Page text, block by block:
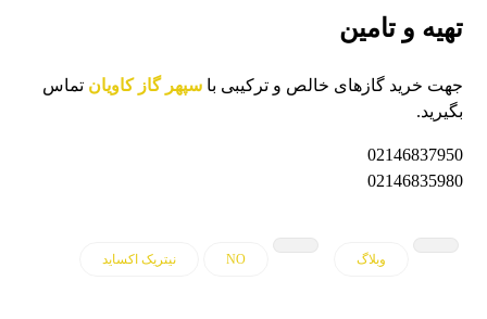
تهیه و تامین
جهت خرید گازهای خالص و ترکیبی باسپهر گاز کاویان تماس
بگیرید.
02146837950
02146835980
وبلاگ NO نیتریک اکساید